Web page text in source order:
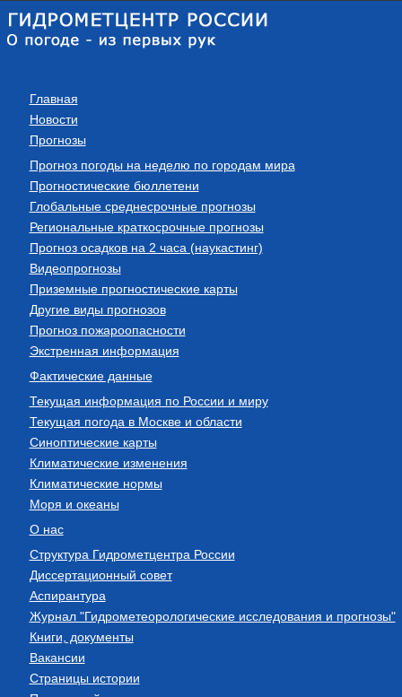
Главная
Новости
Прогнозы
Прогноз погоды на неделю по городам мира
Прогностические бюллетени
Глобальные среднесрочные прогнозы
Региональные краткосрочные прогнозы
Прогноз осадков на 2 часа (наукастинг)
Видеопрогнозы
Приземные прогностические карты
Другие виды прогнозов
Прогноз пожароопасности
Экстренная информация
Фактические данные
Текущая информация по России и миру
Текущая погода в Москве и области
Синоптические карты
Климатические изменения
Климатические нормы
Моря и океаны
О нас
Структура Гидрометцентра России
Диссертационный совет
Аспирантура
Журнал "Гидрометеорологические исследования и прогнозы"
Книги, документы
Вакансии
Страницы истории